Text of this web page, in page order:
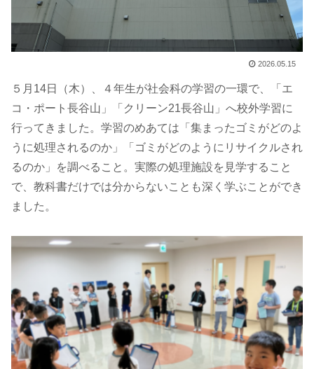
2026.05.15
５月14日（木）、４年生が社会科の学習の一環で、「エ
コ・ポート長谷山」「クリーン21長谷山」へ校外学習に
行ってきました。学習のめあては「集まったゴミがどのよ
うに処理されるのか」「ゴミがどのようにリサイクルされ
るのか」を調べること。実際の処理施設を見学すること
で、教科書だけでは分からないことも深く学ぶことができ
ました。